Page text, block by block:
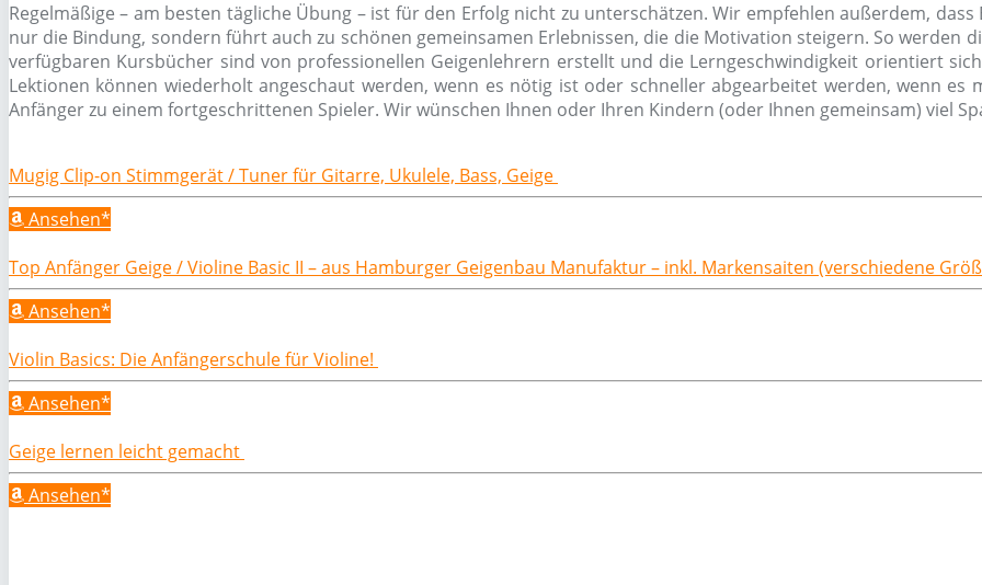
Regelmäßige – am besten tägliche Übung – ist für den Erfolg nicht zu unterschätzen. Wir empfehlen außerdem,
nur die Bindung, sondern führt auch zu schönen gemeinsamen Erlebnissen, die die Motivation steigern. So werden
verfügbaren Kursbücher sind von professionellen Geigenlehrern erstellt und die Lerngeschwindigkeit orientiert
Lektionen können wiederholt angeschaut werden, wenn es nötig ist oder schneller abgearbeitet werden, wenn es
Anfänger zu einem fortgeschrittenen Spieler. Wir wünschen Ihnen oder Ihren Kindern (oder Ihnen gemeinsam) viel
Mugig Clip-on Stimmgerät / Tuner für Gitarre, Ukulele, Bass, Geige
Ansehen*
Top Anfänger Geige / Violine Basic II – aus Hamburger Geigenbau Manufaktur – inkl. Markensaiten (verschiedene
Ansehen*
Violin Basics: Die Anfängerschule für Violine!
Ansehen*
Geige lernen leicht gemacht
Ansehen*